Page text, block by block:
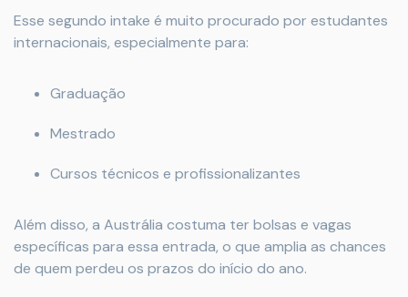
Esse segundo intake é muito procurado por estudantes
internacionais, especialmente para:
Graduação
Mestrado
Cursos técnicos e profissionalizantes
Além disso, a Austrália costuma ter bolsas e vagas
específicas para essa entrada, o que amplia as chances
de quem perdeu os prazos do início do ano.